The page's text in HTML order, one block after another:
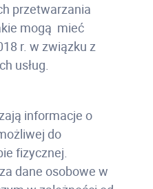
przetwarzania
mogą mieć
r. w związku z
usług.
informacje o
do
fizycznej.
dane osobowe w